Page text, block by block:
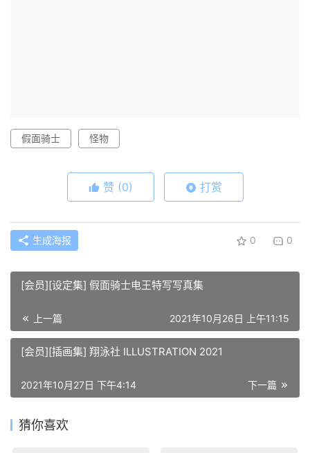
假面骑士 怪物
赞 (0) 打赏
生成海报 0 0
[会员][设定集] 假面骑士电王特写写真集
上一篇 2021年10月26日 上午11:15
[会员][插画集] 翔泳社 ILLUSTRATION 2021
下一篇
2021年10月27日 下午4:14
猜你喜欢